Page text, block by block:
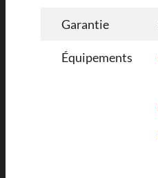
Garantie
Équipements